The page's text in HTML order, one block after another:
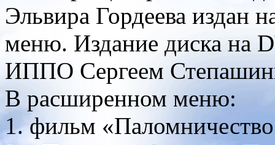
Эльвира Гордеева издан
меню. Издание диска на
ИППО Сергеем
В расширенном меню:
1. фильм